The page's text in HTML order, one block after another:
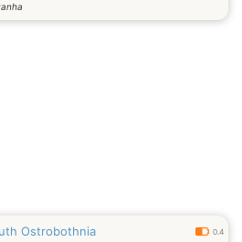
Ostrobothnia 0.4